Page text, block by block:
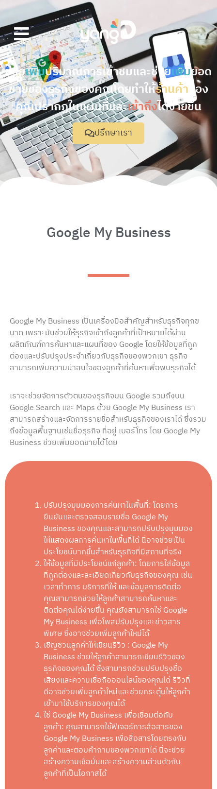
ช่วยเพิ่มปริมาณการเข้าชมและช่วยเพิ่มยอด
ขายของธุรกิจของคุณโดยทำให้ร้านค้า ของ
คุณปรากฏในแผนที่และเข้าถึงได้ง่ายขึ้น
ปรึกษาเรา
Google My Business
Google My Business เป็นเครื่องมือสำคัญสำหรับธุรกิจทุกข
นาด เพราะมันช่วยให้ธุรกิจเข้าถึงลูกค้าที่เป้าหมายได้ผ่าน
ผลิตภัณฑ์การค้นหาและแผนที่ของ Google โดยให้ข้อมูลที่ถูก
ต้องและปรับปรุงประจำเกี่ยวกับธุรกิจของพวกเขา ธุรกิจ
สามารถเพิ่มความน่าสนใจของลูกค้าที่ค้นหาเพื่อพบธุรกิจได้
เราจะช่วยจัดการตัวตนของธุรกิจบน Google รวมถึงบน
Google Search และ Maps ด้วย Google My Business เรา
สามารถสร้างและจัดการรายชื่อสำหรับธุรกิจของเราได้ ซึ่งรวม
ถึงข้อมูลพื้นฐานเช่นชื่อธุรกิจ ที่อยู่ เบอร์โทร โดย Google My
Business ช่วยเพิ่มยอดขายได้โดย
ปรับปรุงมุมมองการค้นหาในพื้นที่: โดยการ
ยืนยันและตรวจสอบรายชื่อ Google My
Business ของคุณและสามารถปรับปรุงมุมมอง
ให้แสดงผลการค้นหาในพื้นที่ได้ นี่อาจช่วยเป็น
ประโยชน์มากขึ้นสำหรับธุรกิจที่มีสถานที่จริง
ให้ข้อมูลที่มีประโยชน์แก่ลูกค้า: โดยการใส่ข้อมูล
ที่ถูกต้องและละเอียดเกี่ยวกับธุรกิจของคุณ เช่น
เวลาทำการ บริการที่ให้ และข้อมูลการติดต่อ
คุณสามารถช่วยให้ลูกค้าสามารถค้นหาและ
ติดต่อคุณได้ง่ายขึ้น คุณยังสามารถใช้ Google
My Business เพื่อโพสปรับปรุงและข่าวสาร
พิเศษ ซึ่งอาจช่วยเพิ่มลูกค้าใหม่ได้
เชิญชวนลูกค้าให้เขียนรีวิว : Google My
Business ช่วยให้ลูกค้าสามารถเขียนรีวิวของ
ธุรกิจของคุณได้ ซึ่งสามารถช่วยปรับปรุงชื่อ
เสียงและความเชื่อถือออนไลน์ของคุณได้ รีวิวที่
ดีอาจช่วยเพิ่มลูกค้าใหม่และช่วยกระตุ้นให้ลูกค้า
เข้ามาใช้บริการของคุณได้
ใช้ Google My Business เพื่อเชื่อมต่อกับ
ลูกค้า: คุณสามารถใช้ฟีเจอร์การสื่อสารของ
Google My Business เพื่อสื่อสารโดยตรงกับ
ลูกค้าและตอบคำถามของพวกเขาได้ นี่จะช่วย
สร้างความเชื่อมั่นและสร้างความส่วนตัวกับ
ลูกค้าที่เป็นโอกาสได้